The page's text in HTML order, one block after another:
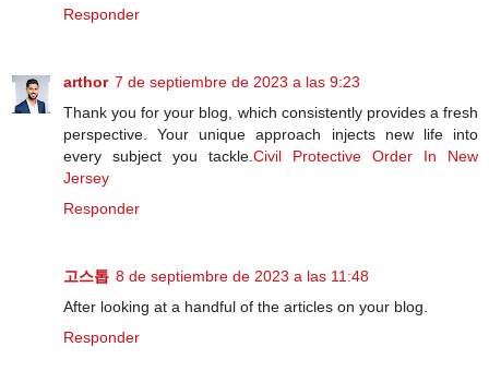
Responder
arthor 7 de septiembre de 2023 a las 9:23
Thank you for your blog, which consistently provides a fresh
perspective. Your unique approach injects new life into
every subject you tackle. Civil Protective Order In New
Jersey
Responder
고스톱 8 de septiembre de 2023 a las 11:48
After looking at a handful of the articles on your blog.
Responder